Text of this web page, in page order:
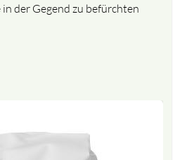
der Gegend zu befürchten